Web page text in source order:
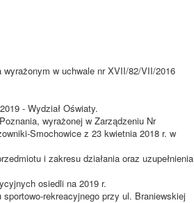
w uchwale nr XVII/82/VII/2016
- Wydział Oświaty.
wyrażonej w Zarządzeniu Nr
Smochowice z 23 kwietnia 2018 r. w
i zakresu działania oraz uzupełnienia
osiedli na 2019 r.
rekreacyjnego przy ul. Braniewskiej